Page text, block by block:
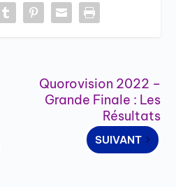
Quorovision 2022 –
Grande Finale : Les
Résultats
SUIVANT